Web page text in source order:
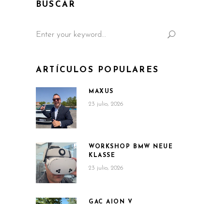
BUSCAR
for:
ARTÍCULOS POPULARES
MAXUS
23 julio, 2026
WORKSHOP BMW NEUE
KLASSE
23 julio, 2026
GAC AION V